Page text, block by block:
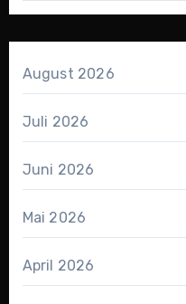
August 2026
Juli 2026
Juni 2026
Mai 2026
April 2026